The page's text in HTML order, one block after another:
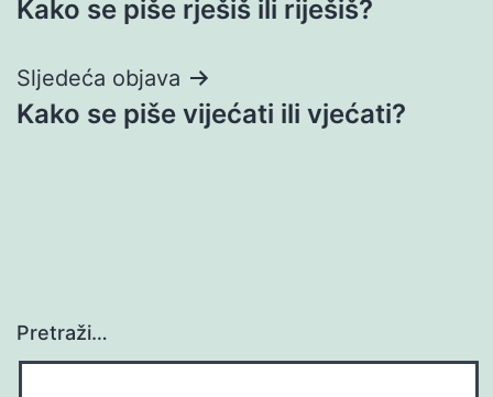
objava
Kako se piše rješiš ili riješiš?
Sljedeća objava
Kako se piše vijećati ili vjećati?
Pretraži…